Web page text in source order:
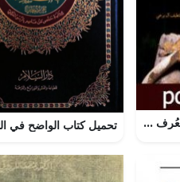
تحميل كتاب الوَزَغة ذات العُرف PDF تأليف محمد عبد اللطيف مجانا [كامل]